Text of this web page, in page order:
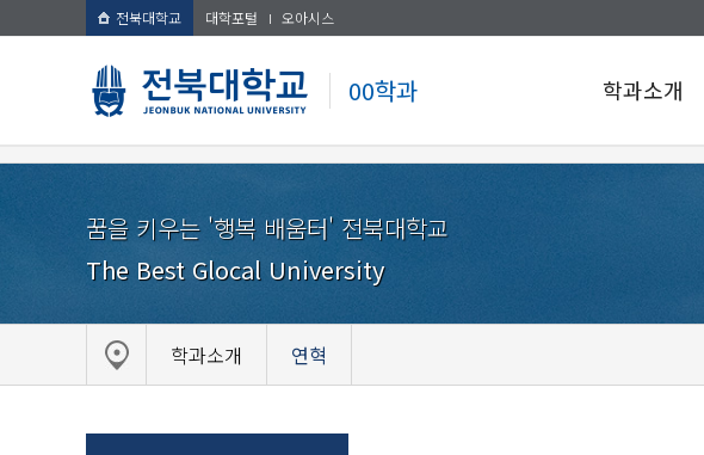
전북대학교 대학포털 오아시스
00학과 학과소개
인사말
d
꿈을 키우는 '행복 배움터' 전북대학교
The Best Glocal University
학과소개 연혁